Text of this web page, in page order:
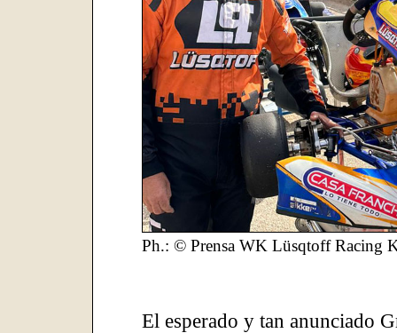
Ph.: © Prensa WK Lüsqtoff Racing
El esperado y tan anunciado